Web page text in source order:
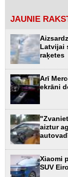
JAUNIE
Latvijai
raķetes
Arī
ekrāni
aiztur
Xiaomi
SUV